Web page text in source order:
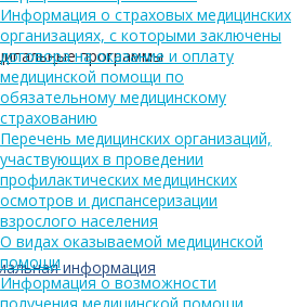
программы
информация
Информация о страховых медицинских
организациях, с которыми заключены
договора на оказание и оплату
медицинской помощи по
обязательному медицинскому
страхованию
Перечень медицинских организаций,
участвующих в проведении
профилактических медицинских
осмотров и диспансеризации
взрослого населения
О видах оказываемой медицинской
помощи
Информация о возможности